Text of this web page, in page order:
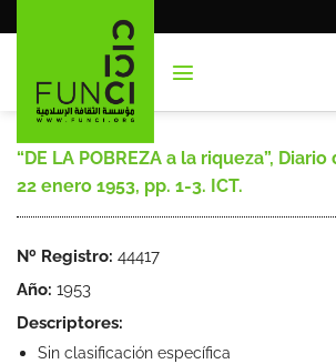
al
“DE LA POBREZA a la riqueza”,
22 enero 1953, pp. 1-3. ICT.
Nº Registro: 44417
Año: 1953
Descriptores:
Sin clasificación específica